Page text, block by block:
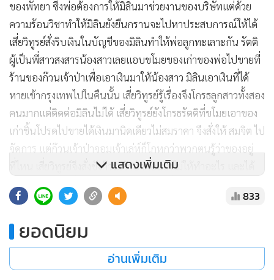
ของพัทยา ซึ่งพ่อต้องการให้มิลินมาช่วยงานของบริษัทแต่ด้วย
ความร้อนวิชาทำให้มิลินยังยืนกรานจะไปหาประสบการณ์ให้ได้
เสี่ยวิทูรย์สั่งริบเงินในบัญชีของมิลินทำให้พ่อลูกทะเลาะกัน รัตติ
ผู้เป็นพี่สาวสงสารน้องสาวเลยแอบขโมยของเก่าของพ่อไปขายที่
ร้านของก๊วนเจ้าป่าเพื่อเอาเงินมาให้น้องสาว มิลินเอาเงินที่ได้
หายเข้ากรุงเทพไปในคืนนั้น เสี่ยวิทูรย์รู้เรื่องจึงโกรธลูกสาวทั้งสอง
คนมากแต่ติดต่อมิลินไม่ได้ เสี่ยวิทูรย์ยังโกรธรัตติที่ขโมยเอาของ
เก่าชิ้นโปรดไปขายได้เงินมานิดเดียวไม่สมราคา จึงสั่งให้ สมจิต ไป
จัดการ แต่ก๊วนเจ้าป่าจอมเจ้าเล่ห์ก็โกหกว่าพวกตนรู้ว่าของอยู่
ที่ไหน เสี่ยวิทูรย์จึงสั่งขังก๊วนเจ้าป่าก่อนยังไม่ให้ทำอะไร และได้
มอบหมายหน้าที่ให้ก๊วนเจ้าป่าไปเป็นบอดี้การ์ดให้เป็นลูกสาวคน
เล็กของตนและเล่าว่าตนขัดแย้งกับมาเฟียต่างชาติคนหนึ่งซึ่งมี
หน้า แต่อาจจะแอบเล่นงานคนในครอบครัวเขา ซึ่งเขาแน่ใจว่ามิ
ลินเป็นเป้าหมายของมัน เสี่ยวิทูรย์บอกว่าอย่าให้มิลินรู้ว่าเขาส่ง
ไปเพราะมิลินจะไม่ยอม จนกว่าเขาจะเคลียร์ปัญหากับวิกเตอร์ได้
แสดงเพิ่มเติม
833
ยอดนิยม
อ่านเพิ่มเติม